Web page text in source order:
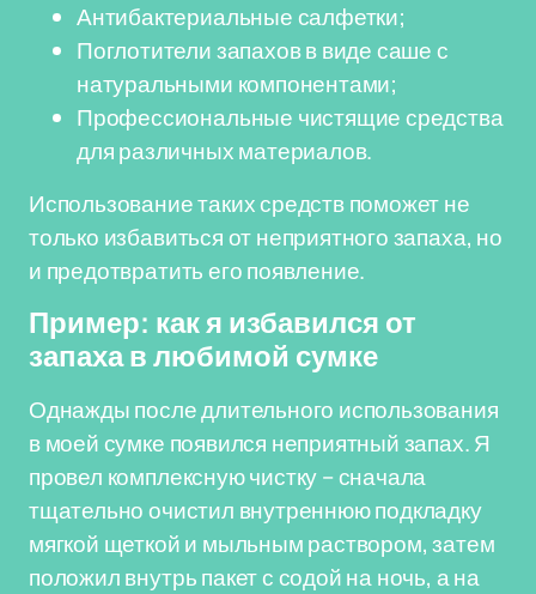
Антибактериальные салфетки;
Поглотители запахов в виде саше с
натуральными компонентами;
Профессиональные чистящие средства
для различных материалов.
Использование таких средств поможет не
только избавиться от неприятного запаха, но
и предотвратить его появление.
Пример: как я избавился от
запаха в любимой сумке
Однажды после длительного использования
в моей сумке появился неприятный запах. Я
провел комплексную чистку – сначала
тщательно очистил внутреннюю подкладку
мягкой щеткой и мыльным раствором, затем
положил внутрь пакет с содой на ночь, а на